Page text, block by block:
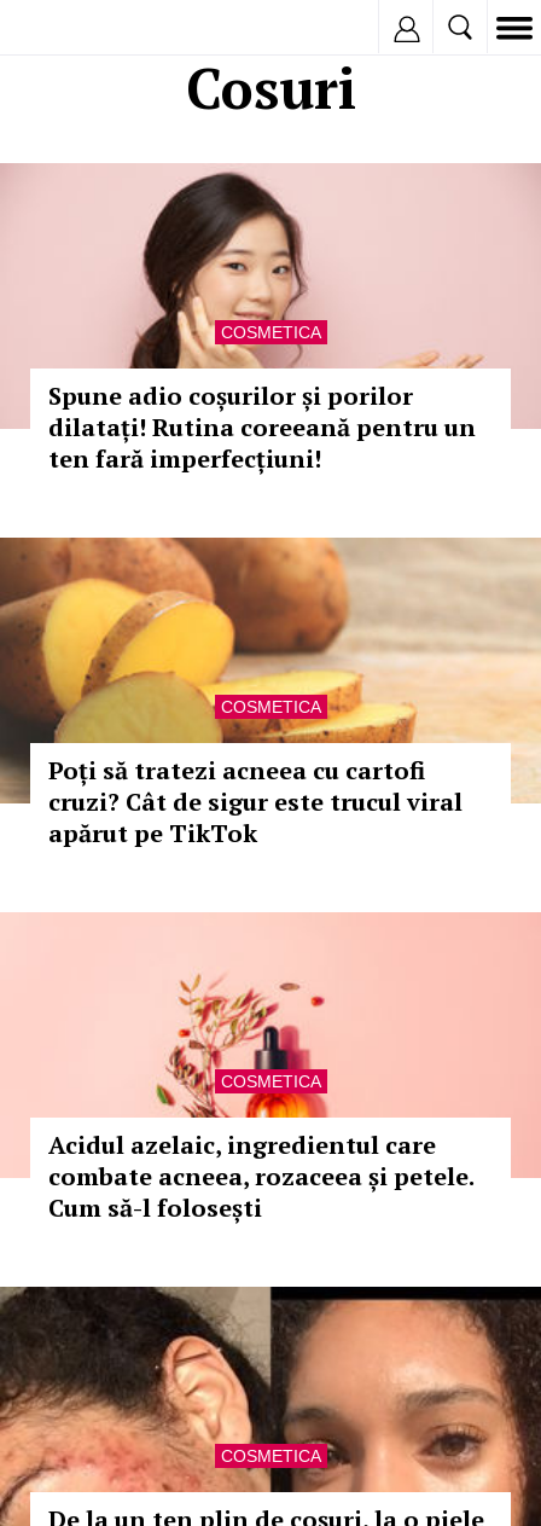
Cosuri
COSMETICA
Spune adio coșurilor și porilor
dilatați! Rutina coreeană pentru un
ten fară imperfecțiuni!
COSMETICA
Poți să tratezi acneea cu cartofi
cruzi? Cât de sigur este trucul viral
apărut pe TikTok
COSMETICA
Acidul azelaic, ingredientul care
combate acneea, rozaceea și petele.
Cum să-l folosești
COSMETICA
De la un ten plin de coșuri, la o piele